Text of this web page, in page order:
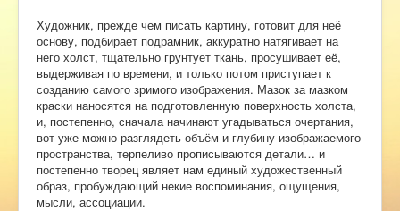
Художник, прежде чем писать картину, готовит для неё
основу, подбирает подрамник, аккуратно натягивает на
него холст, тщательно грунтует ткань, просушивает её,
выдерживая по времени, и только потом приступает к
созданию самого зримого изображения. Мазок за мазком
краски наносятся на подготовленную поверхность холста,
и, постепенно, сначала начинают угадываться очертания,
вот уже можно разглядеть объём и глубину изображаемого
пространства, терпеливо прописываются детали… и
постепенно творец являет нам единый художественный
образ, пробуждающий некие воспоминания, ощущения,
мысли, ассоциации.